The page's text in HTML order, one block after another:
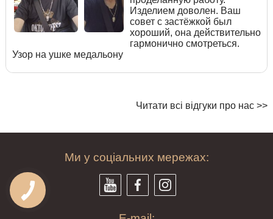
Изделием доволен. Ваш
совет с застёжкой был
хороший, она действительно
гармонично смотреться.
Узор на ушке медальону
Читати всі відгуки про нас >>
Ми у соціальних мережах: